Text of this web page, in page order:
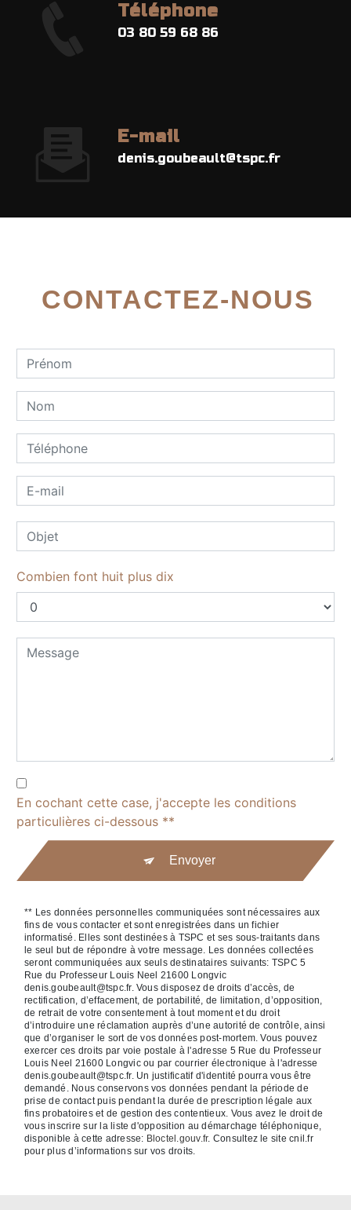
Téléphone
03 80 59 68 86
E-mail
denis.goubeault@tspc.fr
CONTACTEZ-NOUS
Combien font huit plus dix
En cochant cette case, j'accepte les conditions
particulières ci-dessous **
Envoyer
** Les données personnelles communiquées sont nécessaires aux
fins de vous contacter et sont enregistrées dans un fichier
informatisé. Elles sont destinées à TSPC et ses sous-traitants dans
le seul but de répondre à votre message. Les données collectées
seront communiquées aux seuls destinataires suivants: TSPC 5
Rue du Professeur Louis Neel 21600 Longvic
denis.goubeault@tspc.fr. Vous disposez de droits d’accès, de
rectification, d’effacement, de portabilité, de limitation, d’opposition,
de retrait de votre consentement à tout moment et du droit
d’introduire une réclamation auprès d’une autorité de contrôle, ainsi
que d’organiser le sort de vos données post-mortem. Vous pouvez
exercer ces droits par voie postale à l'adresse 5 Rue du Professeur
Louis Neel 21600 Longvic ou par courrier électronique à l'adresse
denis.goubeault@tspc.fr. Un justificatif d'identité pourra vous être
demandé. Nous conservons vos données pendant la période de
prise de contact puis pendant la durée de prescription légale aux
fins probatoires et de gestion des contentieux. Vous avez le droit de
vous inscrire sur la liste d'opposition au démarchage téléphonique,
disponible à cette adresse: Bloctel.gouv.fr. Consultez le site cnil.fr
pour plus d’informations sur vos droits.